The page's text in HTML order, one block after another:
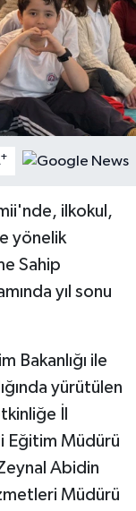
+
ilkokul,
yönelik
Sahip
yıl sonu
Bakanlığı ile
yürütülen
İl
Eğitim Müdürü
Abidin
Müdürü